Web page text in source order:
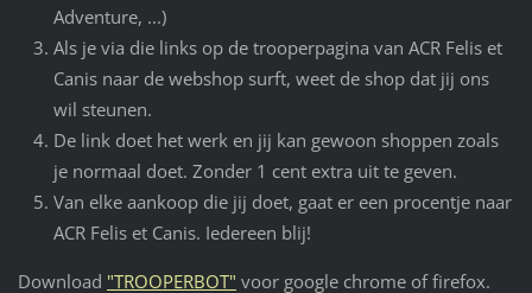
Adventure, ...)
Als je via die links op de trooperpagina van ACR Felis et
Canis naar de webshop surft, weet de shop dat jij ons
wil steunen.
De link doet het werk en jij kan gewoon shoppen zoals
je normaal doet. Zonder 1 cent extra uit te geven.
Van elke aankoop die jij doet, gaat er een procentje naar
ACR Felis et Canis. Iedereen blij!
Download "TROOPERBOT" voor google chrome of firefox.